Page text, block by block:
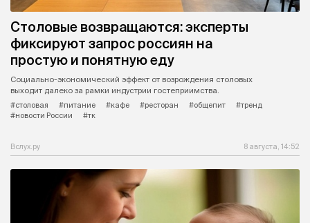
Столовые возвращаются: эксперты
фиксируют запрос россиян на
простую и понятную еду
Социально-экономический эффект от возрождения столовых
выходит далеко за рамки индустрии гостеприимства.
#столовая
#питание #кафе #ресторан #общепит
#тренд
#новости России
#тк
Вслух.ру 8 августа, 14:52